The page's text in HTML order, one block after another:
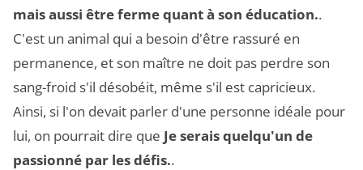
mais aussi être ferme quant à son éducation..
C'est un animal qui a besoin d'être rassuré en
permanence, et son maître ne doit pas perdre son
sang-froid s'il désobéit, même s'il est capricieux.
Ainsi, si l'on devait parler d'une personne idéale pour
lui, on pourrait dire que Je serais quelqu'un de
passionné par les défis..